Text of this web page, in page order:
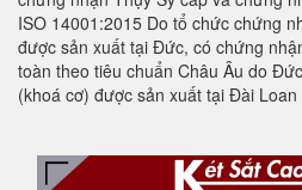
ISO 14001:2015 Do tổ chức chứng
được sản xuất tại Đức, có chứng
toàn theo tiêu chuẩn Châu Âu do
(khoá cơ) được sản xuất tại Đài